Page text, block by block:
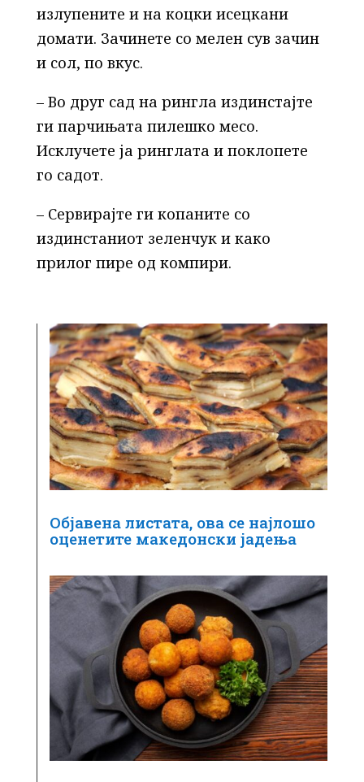
излупените и на коцки исецкани
домати. Зачинете со мелен сув зачин
и сол, по вкус.
– Во друг сад на рингла издинстајте
ги парчињата пилешко месо.
Исклучете ја ринглата и поклопете
го садот.
– Сервирајте ги копаните со
издинстаниот зеленчук и како
прилог пире од компири.
Објавена листата, ова се најлошо
оценетите македонски јадења